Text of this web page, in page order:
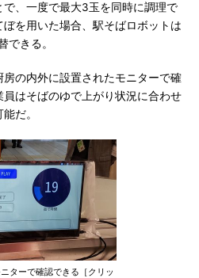
で、一度で最大3玉を同時に調理で
を用いた場合、駅そばロボットは
できる。
の内外に設置されたモニターで確
はそばのゆで上がり状況に合わせ
だ。
ターで確認できる［クリッ